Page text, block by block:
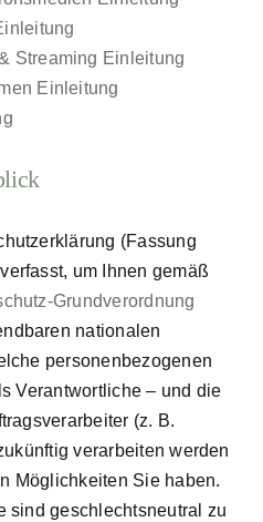
Streaming Einleitung
Einleitung
(Fassung
um Ihnen gemäß
Grundverordnung
nationalen
personenbezogenen
Verantwortliche – und die
(z. B.
verarbeiten werden
Möglichkeiten Sie haben.
sind geschlechtsneutral zu